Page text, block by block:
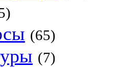
(65)
(7)